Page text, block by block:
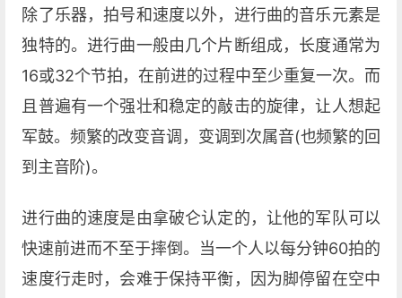
除了乐器，拍号和速度以外，进行曲的音乐元素是
独特的。进行曲一般由几个片断组成，长度通常为
16或32个节拍，在前进的过程中至少重复一次。而
且普遍有一个强壮和稳定的敲击的旋律，让人想起
军鼓。频繁的改变音调，变调到次属音(也频繁的回
到主音阶)。
进行曲的速度是由拿破仑认定的，让他的军队可以
快速前进而不至于摔倒。当一个人以每分钟60拍的
速度行走时，会难于保持平衡，因为脚停留在空中